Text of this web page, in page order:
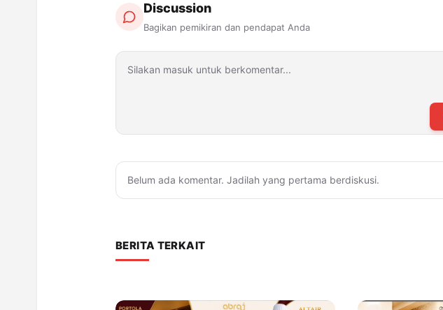
Discussion
Bagikan pemikiran dan pendapat Anda
Belum ada komentar. Jadilah yang pertama berdiskusi.
BERITA TERKAIT